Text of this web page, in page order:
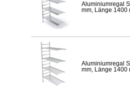
Aluminiumregal
mm, Länge 1400
Aluminiumregal
mm, Länge 1400